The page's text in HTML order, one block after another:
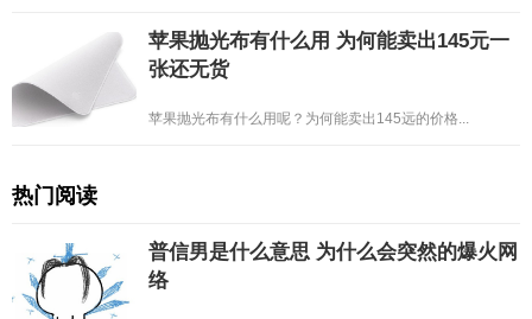
苹果抛光布有什么用 为何能卖出145元一
张还无货
苹果抛光布有什么用呢？为何能卖出145远的价格...
热门阅读
普信男是什么意思 为什么会突然的爆火网
络